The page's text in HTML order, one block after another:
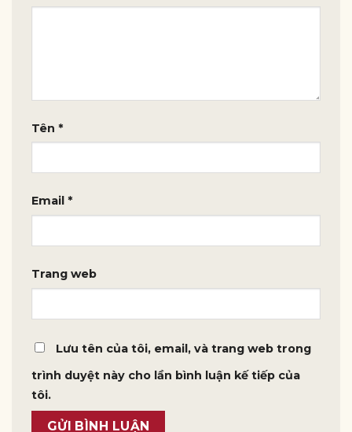
Tên *
Email *
Trang web
Lưu tên của tôi, email, và trang web trong
trình duyệt này cho lần bình luận kế tiếp của
tôi.